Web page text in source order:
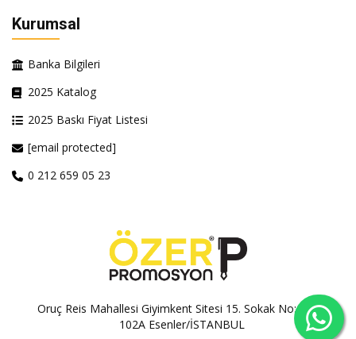
Kurumsal
Banka Bilgileri
2025 Katalog
2025 Baskı Fiyat Listesi
[email protected]
0 212 659 05 23
Oruç Reis Mahallesi Giyimkent Sitesi 15. Sokak No:100A-
102A Esenler/İSTANBUL